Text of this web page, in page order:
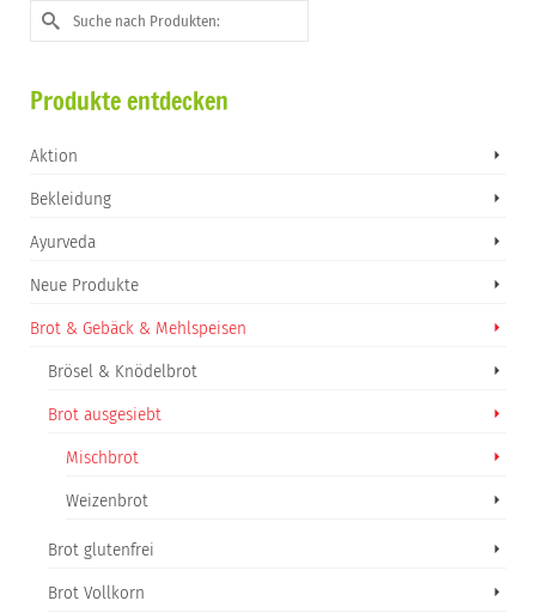
Suche
nach:
Produkte entdecken
Aktion
Bekleidung
Ayurveda
Neue Produkte
Brot & Gebäck & Mehlspeisen
Brösel & Knödelbrot
Brot ausgesiebt
Mischbrot
Weizenbrot
Brot glutenfrei
Brot Vollkorn